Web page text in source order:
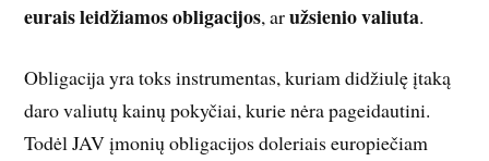
eurais leidžiamos obligacijos, aružsienio valiuta.
Obligacija yra toks instrumentas, kuriam didžiulę įtaką
daro valiutų kainų pokyčiai, kurie nėra pageidautini.
Todėl JAV įmonių obligacijos doleriais europiečiam